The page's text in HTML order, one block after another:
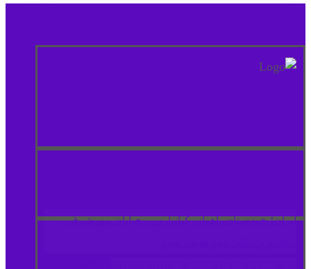
ایران؛ خوزستان، اهواز، کیانپارس، خیابان مهرشرقی،